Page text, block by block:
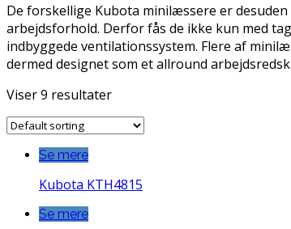
De forskellige Kubota minilæssere er
arbejdsforhold. Derfor fås de ikke kun med
indbyggede ventilationssystem. Flere af
dermed designet som et allround
Viser 9 resultater
Se mere
Kubota KTH4815
Se mere